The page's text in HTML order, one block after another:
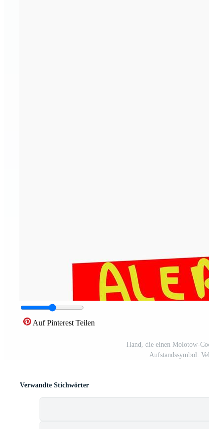
Auf Pinterest Teilen
Hand, die einen Molotow-
Aufstandssymbol.
Verwandte Stichwörter